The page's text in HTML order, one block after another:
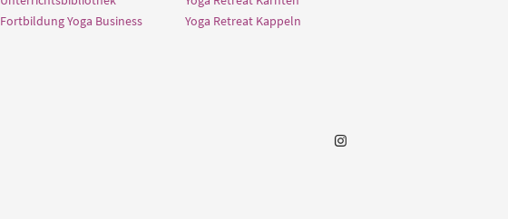
Fortbildung Yoga Business
Yoga Retreat Kappeln